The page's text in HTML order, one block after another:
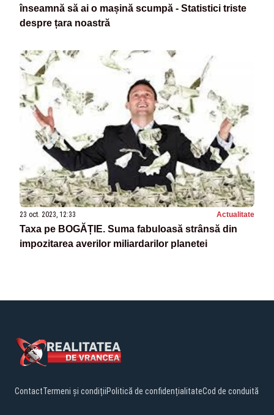
înseamnă să ai o mașină scumpă - Statistici triste
despre țara noastră
23 oct. 2023, 12:33 Actualitate
Taxa pe BOGĂȚIE. Suma fabuloasă strânsă din
impozitarea averilor miliardarilor planetei
ContactTermeni și condițiiPolitică de confidențialitateCod de conduită